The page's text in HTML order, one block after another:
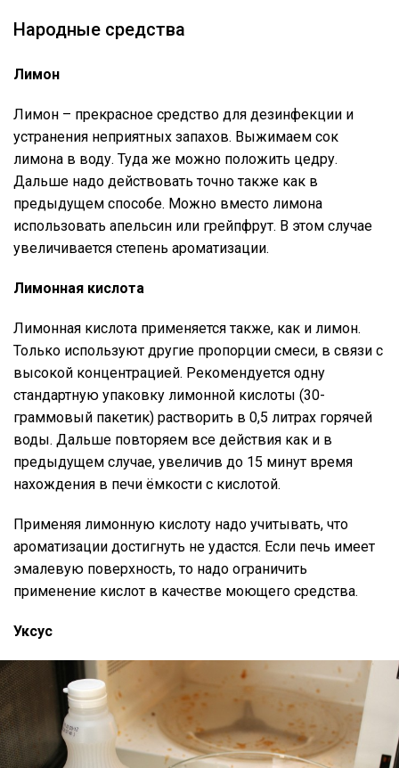
Народные средства
Лимон
Лимон – прекрасное средство для дезинфекции и
устранения неприятных запахов. Выжимаем сок
лимона в воду. Туда же можно положить цедру.
Дальше надо действовать точно также как в
предыдущем способе. Можно вместо лимона
использовать апельсин или грейпфрут. В этом случае
увеличивается степень ароматизации.
Лимонная кислота
Лимонная кислота применяется также, как и лимон.
Только используют другие пропорции смеси, в связи с
высокой концентрацией. Рекомендуется одну
стандартную упаковку лимонной кислоты (30-
граммовый пакетик) растворить в 0,5 литрах горячей
воды. Дальше повторяем все действия как и в
предыдущем случае, увеличив до 15 минут время
нахождения в печи ёмкости с кислотой.
Применяя лимонную кислоту надо учитывать, что
ароматизации достигнуть не удастся. Если печь имеет
эмалевую поверхность, то надо ограничить
применение кислот в качестве моющего средства.
Уксус